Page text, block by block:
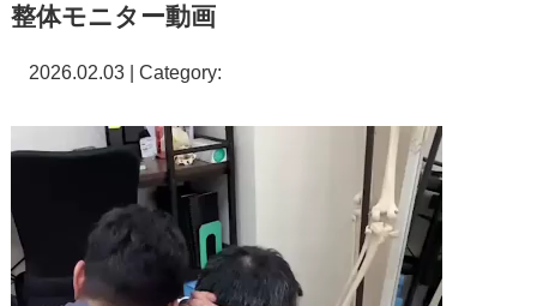
整体モニター動画
2026.02.03 | Category:
プ
レ
ー